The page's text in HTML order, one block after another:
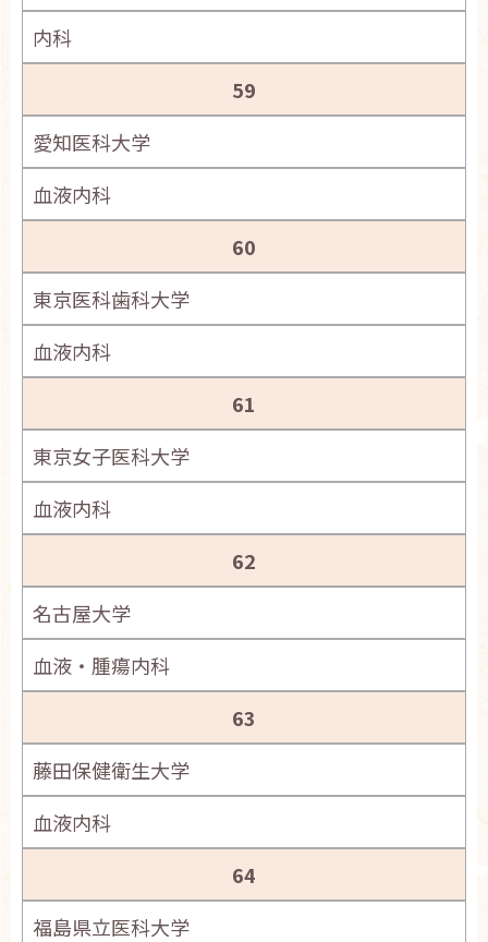
内科
59
愛知医科大学
血液内科
60
東京医科歯科大学
血液内科
61
東京女子医科大学
血液内科
62
名古屋大学
血液・腫瘍内科
63
藤田保健衛生大学
血液内科
64
福島県立医科大学